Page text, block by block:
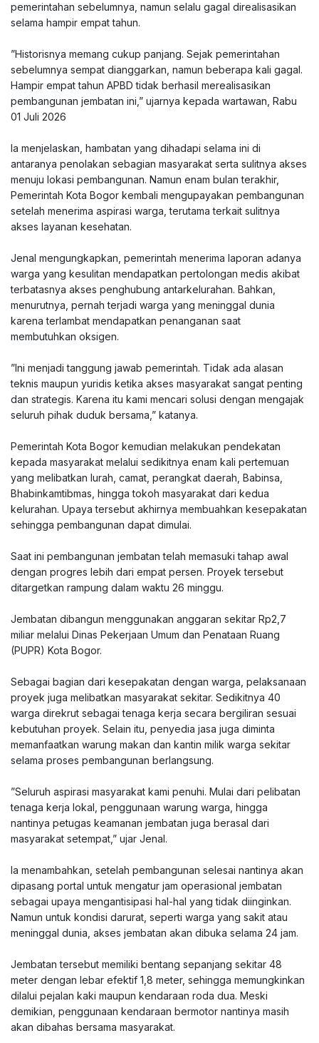
pemerintahan sebelumnya, namun selalu gagal direalisasikan
selama hampir empat tahun.
‎”Historisnya memang cukup panjang. Sejak pemerintahan
sebelumnya sempat dianggarkan, namun beberapa kali gagal.
Hampir empat tahun APBD tidak berhasil merealisasikan
pembangunan jembatan ini,” ujarnya kepada wartawan, Rabu
01 Juli 2026
‎Ia menjelaskan, hambatan yang dihadapi selama ini di
antaranya penolakan sebagian masyarakat serta sulitnya akses
menuju lokasi pembangunan. Namun enam bulan terakhir,
Pemerintah Kota Bogor kembali mengupayakan pembangunan
setelah menerima aspirasi warga, terutama terkait sulitnya
akses layanan kesehatan.
‎Jenal mengungkapkan, pemerintah menerima laporan adanya
warga yang kesulitan mendapatkan pertolongan medis akibat
terbatasnya akses penghubung antarkelurahan. Bahkan,
menurutnya, pernah terjadi warga yang meninggal dunia
karena terlambat mendapatkan penanganan saat
membutuhkan oksigen.
‎”Ini menjadi tanggung jawab pemerintah. Tidak ada alasan
teknis maupun yuridis ketika akses masyarakat sangat penting
dan strategis. Karena itu kami mencari solusi dengan mengajak
seluruh pihak duduk bersama,” katanya.
‎Pemerintah Kota Bogor kemudian melakukan pendekatan
kepada masyarakat melalui sedikitnya enam kali pertemuan
yang melibatkan lurah, camat, perangkat daerah, Babinsa,
Bhabinkamtibmas, hingga tokoh masyarakat dari kedua
kelurahan. Upaya tersebut akhirnya membuahkan kesepakatan
sehingga pembangunan dapat dimulai.
‎Saat ini pembangunan jembatan telah memasuki tahap awal
dengan progres lebih dari empat persen. Proyek tersebut
ditargetkan rampung dalam waktu 26 minggu.
‎Jembatan dibangun menggunakan anggaran sekitar Rp2,7
miliar melalui Dinas Pekerjaan Umum dan Penataan Ruang
(PUPR) Kota Bogor.
‎Sebagai bagian dari kesepakatan dengan warga, pelaksanaan
proyek juga melibatkan masyarakat sekitar. Sedikitnya 40
warga direkrut sebagai tenaga kerja secara bergiliran sesuai
kebutuhan proyek. Selain itu, penyedia jasa juga diminta
memanfaatkan warung makan dan kantin milik warga sekitar
selama proses pembangunan berlangsung.
‎”Seluruh aspirasi masyarakat kami penuhi. Mulai dari pelibatan
tenaga kerja lokal, penggunaan warung warga, hingga
nantinya petugas keamanan jembatan juga berasal dari
masyarakat setempat,” ujar Jenal.
‎Ia menambahkan, setelah pembangunan selesai nantinya akan
dipasang portal untuk mengatur jam operasional jembatan
sebagai upaya mengantisipasi hal-hal yang tidak diinginkan.
Namun untuk kondisi darurat, seperti warga yang sakit atau
meninggal dunia, akses jembatan akan dibuka selama 24 jam.
‎Jembatan tersebut memiliki bentang sepanjang sekitar 48
meter dengan lebar efektif 1,8 meter, sehingga memungkinkan
dilalui pejalan kaki maupun kendaraan roda dua. Meski
demikian, penggunaan kendaraan bermotor nantinya masih
akan dibahas bersama masyarakat.